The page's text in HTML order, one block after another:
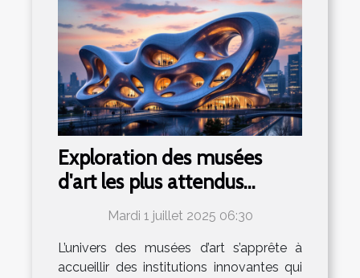
Exploration des musées
d'art les plus attendus
ouvrant leurs portes
prochainement
Mardi 1 juillet 2025 06:30
L’univers des musées d’art s’apprête à
accueillir des institutions innovantes qui